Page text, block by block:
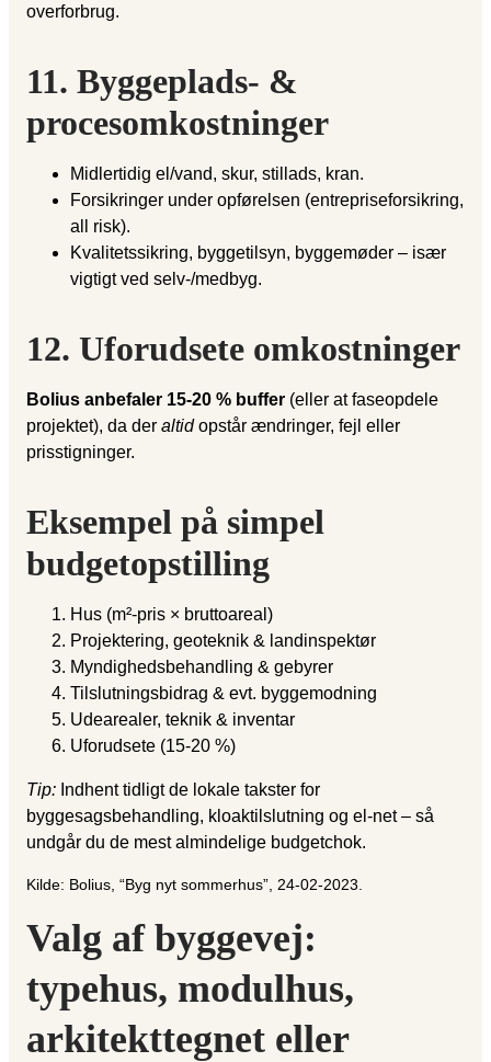
overforbrug.
11. Byggeplads- &
procesomkostninger
Midlertidig el/vand, skur, stillads, kran.
Forsikringer under opførelsen (entrepriseforsikring,
all risk).
Kvalitetssikring, byggetilsyn, byggemøder – især
vigtigt ved selv-/medbyg.
12. Uforudsete omkostninger
Bolius anbefaler 15-20 % buffer (eller at faseopdele
projektet), da der altidopstår ændringer, fejl eller
prisstigninger.
Eksempel på simpel
budgetopstilling
Hus (m²-pris × bruttoareal)
Projektering, geoteknik & landinspektør
Myndighedsbehandling & gebyrer
Tilslutningsbidrag & evt. byggemodning
Udearealer, teknik & inventar
Uforudsete (15-20 %)
Tip: Indhent tidligt de lokale takster for
byggesagsbehandling, kloaktilslutning og el-net – så
undgår du de mest almindelige budgetchok.
Kilde: Bolius, “Byg nyt sommerhus”, 24-02-2023.
Valg af byggevej:
typehus, modulhus,
arkitekttegnet eller